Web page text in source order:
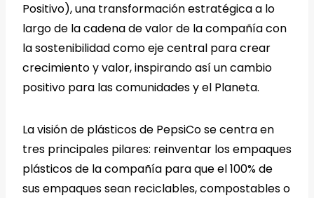
Positivo), una transformación estratégica a lo
largo de la cadena de valor de la compañía con
la sostenibilidad como eje central para crear
crecimiento y valor, inspirando así un cambio
positivo para las comunidades y el Planeta.
La visión de plásticos de PepsiCo se centra en
tres principales pilares: reinventar los empaques
plásticos de la compañía para que el 100% de
sus empaques sean reciclables, compostables o